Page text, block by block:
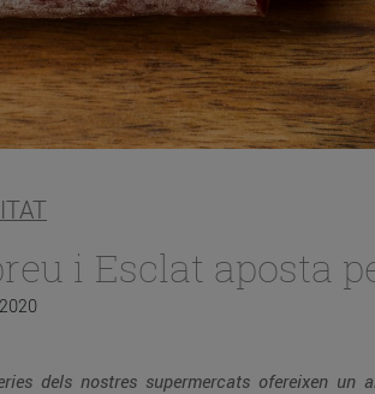
i Esclat aposta
dels nostres supermercats ofereixen